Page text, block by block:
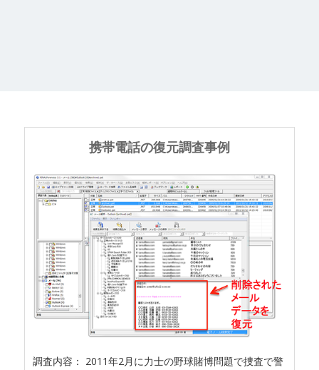
携帯電話の復元調査事例
調査内容： 2011年2月に力士の野球賭博問題で捜査で警